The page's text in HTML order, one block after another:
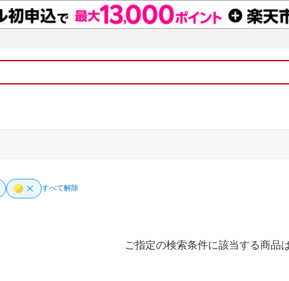
すべて解除
ご指定の検索条件に該当する商品